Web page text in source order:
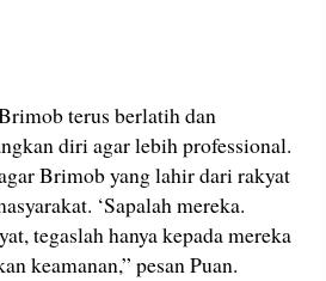
terus berlatih dan
diri agar lebih professional.
Brimob yang lahir dari rakyat
‘Sapalah mereka.
tegaslah hanya kepada mereka
keamanan,” pesan Puan.